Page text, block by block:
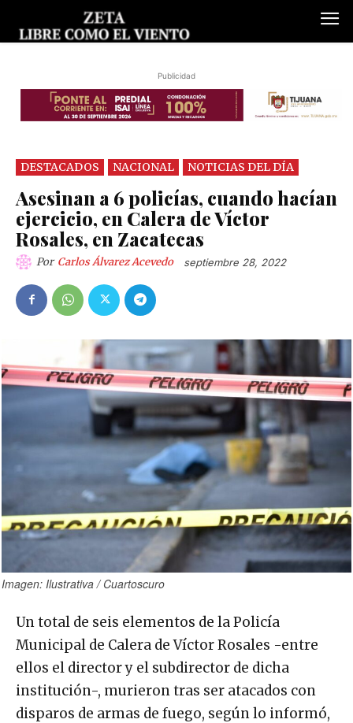
Publicidad
DESTACADOS NACIONAL NOTICIAS DEL DÍA
Asesinan a 6 policías, cuando hacían
ejercicio, en Calera de Víctor
Rosales, en Zacatecas
Por Carlos Álvarez Acevedo septiembre 28, 2022
Imagen: Ilustrativa / Cuartoscuro
Un total de seis elementos de la Policía
Municipal de Calera de Víctor Rosales -entre
ellos el director y el subdirector de dicha
institución-, murieron tras ser atacados con
disparos de armas de fuego, según lo informó,